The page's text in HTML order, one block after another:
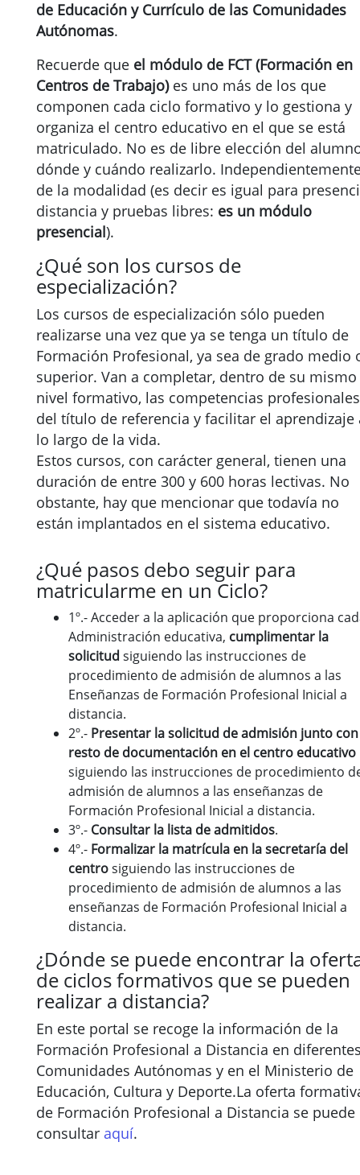
de Educación y Currículo de las Comunidades
Autónomas.
Recuerde que el módulo de FCT (Formación en
Centros de Trabajo)es uno más de los que
componen cada ciclo formativo y lo gestiona y
organiza el centro educativo en el que se está
matriculado. No es de libre elección del
dónde y cuándo realizarlo.
de la modalidad (es decir es igual para
distancia y pruebas libres: es un módulo
presencial).
¿Qué son los cursos de
especialización?
Los cursos de especialización sólo pueden
realizarse una vez que ya se tenga un título de
Formación Profesional, ya sea de grado medio
superior. Van a completar, dentro de su mismo
nivel formativo, las competencias profesionales
del título de referencia y facilitar el aprendizaje
lo largo de la vida.
Estos cursos, con carácter general, tienen una
duración de entre 300 y 600 horas lectivas. No
obstante, hay que mencionar que todavía no
están implantados en el sistema educativo.
¿Qué pasos debo seguir para
matricularme en un Ciclo?
1º.- Acceder a la aplicación que proporciona
Administración educativa, cumplimentar la
solicitud siguiendo las instrucciones de
procedimiento de admisión de alumnos a las
Enseñanzas de Formación Profesional Inicial a
distancia.
2º.- Presentar la solicitud de admisión junto
resto de documentación en el centro educativo
siguiendo las instrucciones de procedimiento
admisión de alumnos a las enseñanzas de
Formación Profesional Inicial a distancia.
3º.- Consultar la lista de admitidos.
4º.- Formalizar la matrícula en la secretaría del
centrosiguiendo las instrucciones de
procedimiento de admisión de alumnos a las
enseñanzas de Formación Profesional Inicial a
distancia.
¿Dónde se puede encontrar la
de ciclos formativos que se pueden
realizar a distancia?
En este portal se recoge la información de la
Formación Profesional a Distancia en
Comunidades Autónomas y en el Ministerio de
Educación, Cultura y Deporte.La oferta
de Formación Profesional a Distancia se puede
consultar aquí.